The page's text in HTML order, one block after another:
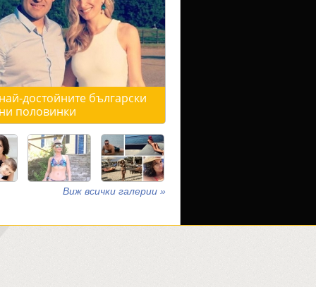
достойните български
половинки
Виж всички галерии »